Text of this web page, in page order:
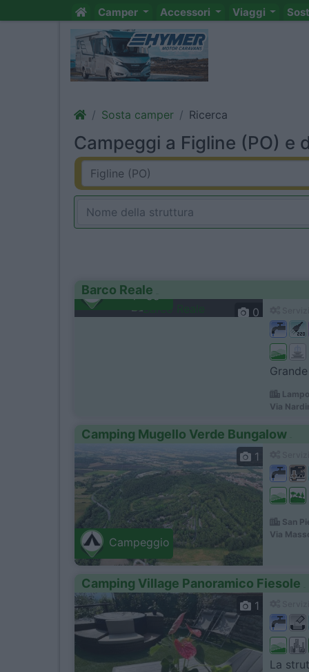
Camper Accessori Viaggi
Sosta camper Ricerca
Campeggi a Figline (PO) e
Barco Reale
Campeggio
0
Via
Camping Mugello Verde Bungalow
Campeggio
1
San
Via
Camping Village Panoramico Fiesole
1
La